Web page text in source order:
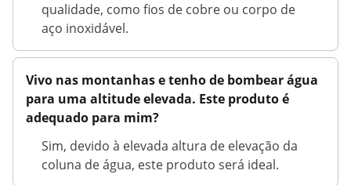
qualidade, como fios de cobre ou corpo de
aço inoxidável.
Vivo nas montanhas e tenho de bombear água
para uma altitude elevada. Este produto é
adequado para mim?
Sim, devido à elevada altura de elevação da
coluna de água, este produto será ideal.